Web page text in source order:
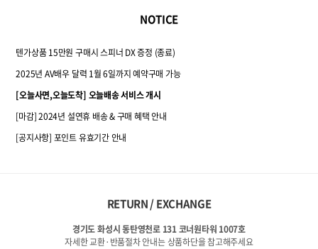
NOTICE
텐가상품 15만원 구매시 스피너 DX 증정 (종료)
2025년 AV배우 달력 1월 6일까지 예약구매 가능
[오늘사면,오늘도착] 오늘배송 서비스 개시
[마감] 2024년 설연휴 배송 & 구매 혜택 안내
[공지사항] 포인트 유효기간 안내
RETURN / EXCHANGE
경기도 화성시 동탄영천로 131 코너원타워 1007호
자세한 교환·반품절차 안내는 상품하단을 참고해주세요